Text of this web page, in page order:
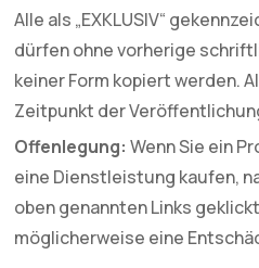
Alle als „EXKLUSIV“
dürfen ohne vorherige
keiner Form kopiert werden.
Zeitpunkt der
Offenlegung: Wenn Sie ein
eine Dienstleistung kaufen,
oben genannten Links
möglicherweise eine